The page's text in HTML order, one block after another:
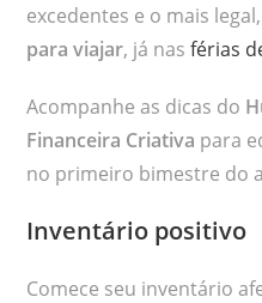
excedentes e o mais
para viajar, já nasférias
Acompanhe as dicas do
Financeira Criativa para
no primeiro bimestre do
Inventário positivo
Comece seu inventário